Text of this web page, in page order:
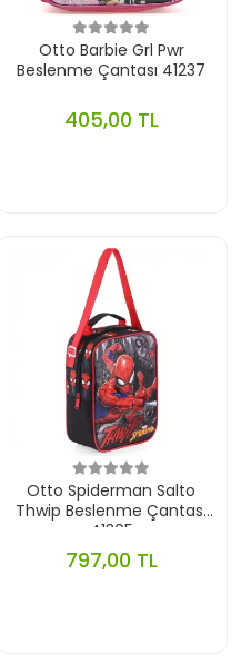
Otto Barbie Grl Pwr
Beslenme Çantası 41237
405,00 TL
Otto Spiderman Salto
Thwip Beslenme Çantası
41305
797,00 TL